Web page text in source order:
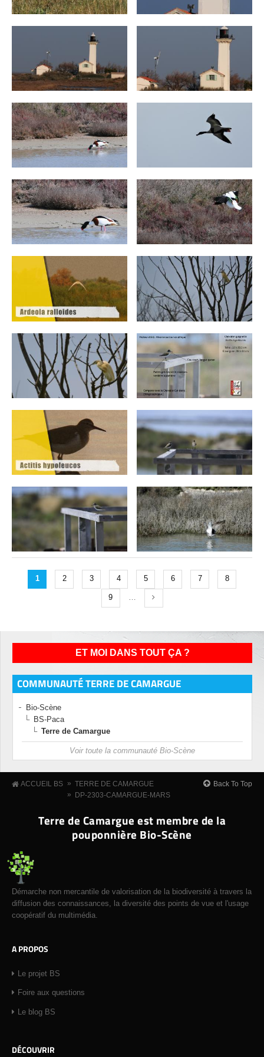
1 2 3 4 5 6 7 8
9 …
ET MOI DANS TOUT ÇA ?
COMMUNAUTÉ TERRE DE CAMARGUE
Bio-Scène
BS-Paca
Terre de Camargue
Voir toute la communauté Bio-Scène
ACCUEIL BS » TERRE DE CAMARGUE
» DP-2303-CAMARGUE-MARS
Back To Top
Terre de Camargue est membre de la
pouponnière Bio-Scène
Démarche non mercantile de valorisation de la biodiversité à travers la
diffusion des connaissances, la diversité des points de vue et l'usage
coopératif du multimédia.
A PROPOS
Le projet BS
Foire aux questions
Le blog BS
DÉCOUVRIR